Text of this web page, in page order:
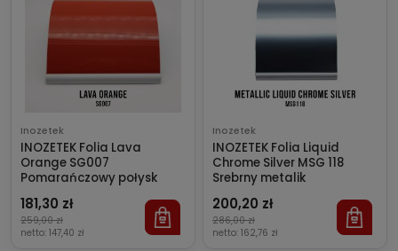
Inozetek
INOZETEK Folia Lava
Orange SG007
Pomarańczowy połysk
181,30 zł
259,00 zł
netto: 147,40 zł
Inozetek
INOZETEK Folia Liquid
Chrome Silver MSG 118
Srebrny metalik
200,20 zł
286,00 zł
netto: 162,76 zł